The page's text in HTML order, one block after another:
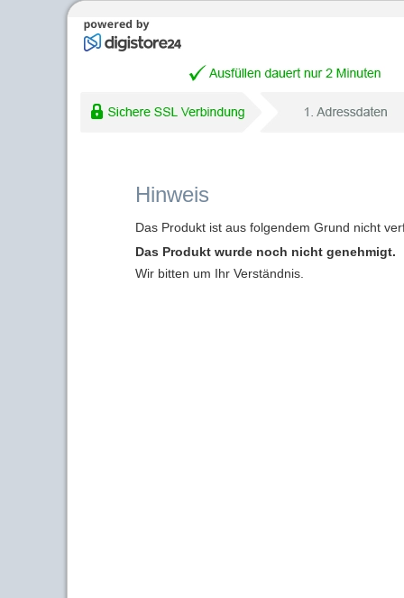
Hinweis
Das Produkt ist aus folgendem Grund nicht
Das Produkt wurde noch nicht genehmigt.
Wir bitten um Ihr Verständnis.